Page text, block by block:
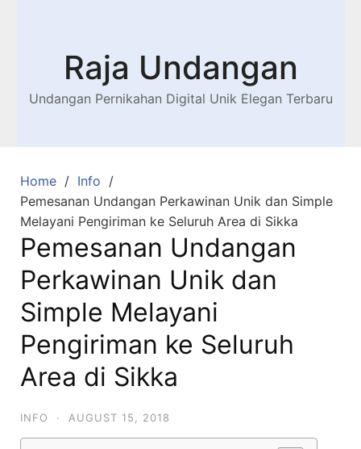
Raja Undangan
Undangan Pernikahan Digital Unik Elegan Terbaru
Home
Info
Pemesanan Undangan Perkawinan Unik dan Simple
Melayani Pengiriman ke Seluruh Area di Sikka
Pemesanan Undangan
Perkawinan Unik dan
Simple Melayani
Pengiriman ke Seluruh
Area di Sikka
INFO · AUGUST 15, 2018